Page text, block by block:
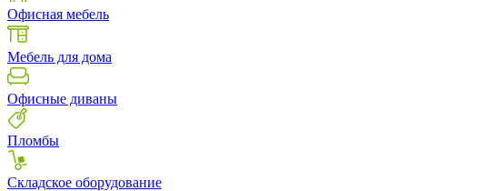
Офисная мебель
Мебель для дома
Офисные диваны
Пломбы
Складское оборудование